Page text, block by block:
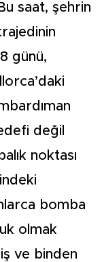
saat, şehrin
günü,
değil
noktası
bomba
olmak
ve binden